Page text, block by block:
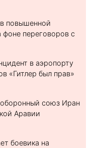
повышенной
фоне переговоров с
в аэропорту
«Гитлер был прав»
союз Иран
Аравии
боевика на